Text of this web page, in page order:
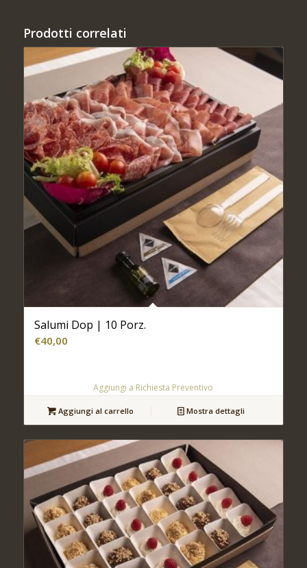
Prodotti correlati
Salumi Dop | 10 Porz.
€40,00
Aggiungi a Richiesta Preventivo
Aggiungi al carrello Mostra dettagli